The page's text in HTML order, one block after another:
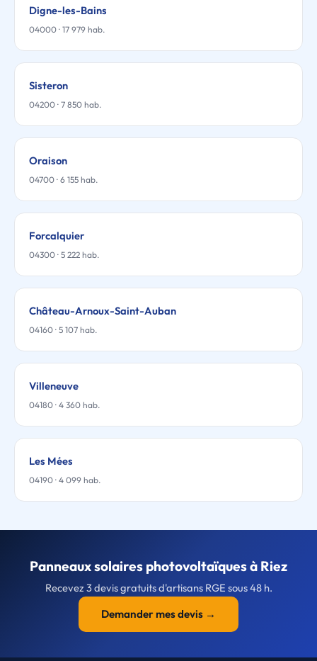
Digne-les-Bains
04000 · 17 979 hab.
Sisteron
04200 · 7 850 hab.
Oraison
04700 · 6 155 hab.
Forcalquier
04300 · 5 222 hab.
Château-Arnoux-Saint-Auban
04160 · 5 107 hab.
Villeneuve
04180 · 4 360 hab.
Les Mées
04190 · 4 099 hab.
Panneaux solaires photovoltaïques à Riez
Recevez 3 devis gratuits d'artisans RGE sous 48 h.
Demander mes devis →